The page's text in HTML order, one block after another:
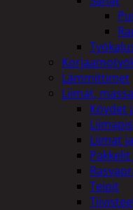
Lämmittimet
Liimat,
Köydet
Liimat
Teipit